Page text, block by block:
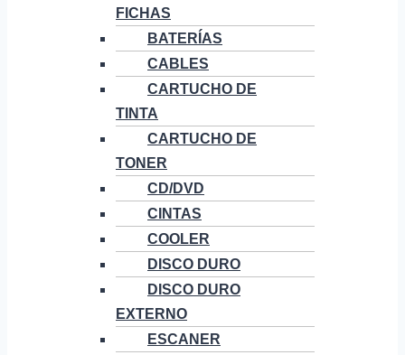
FICHAS
BATERÍAS
CABLES
CARTUCHO DE
TINTA
CARTUCHO DE
TONER
CD/DVD
CINTAS
COOLER
DISCO DURO
DISCO DURO
EXTERNO
ESCANER